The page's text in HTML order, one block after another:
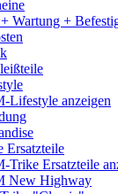
Wartung +
Lifestyle anzeigen
Trike Ersatzteile
New Highway